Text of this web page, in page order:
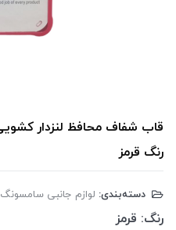
رنگ قرمز
دسته‌بندی: لوازم جانبی سامسونگ
رنگ: قرمز